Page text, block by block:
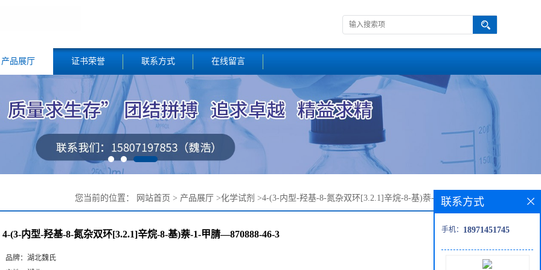
产品展厅 证书荣誉 联系方式 在线留言
您当前的位置： 网站首页 > 产品展厅 >化学试剂 >4-(3-内型-羟基-8-氮杂双环[3.2.1]辛烷-8-基)萘-1-甲腈—870888-
4-(3-内型-羟基-8-氮杂双环[3.2.1]辛烷-8-基)萘-1-甲腈—870888-46-3
品牌： 湖北魏氏
联系方式
手机： 18971451745